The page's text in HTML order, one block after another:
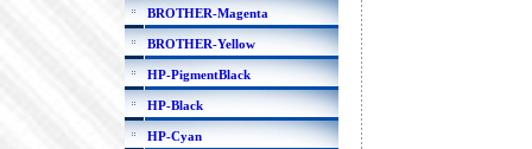
BROTHER-Magenta
BROTHER-Yellow
HP-PigmentBlack
HP-Black
HP-Cyan